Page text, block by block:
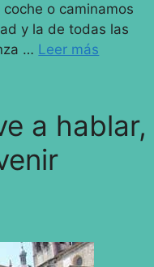
o caminamos
y la de todas las
… Leer más
a hablar,